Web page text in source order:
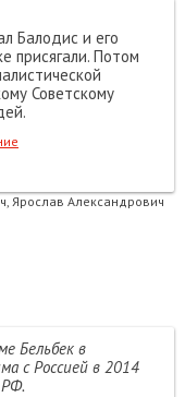
Балодис и его
присягали. Потом
Советскому
Ярослав Александрович
Бельбек в
с Россией в 2014